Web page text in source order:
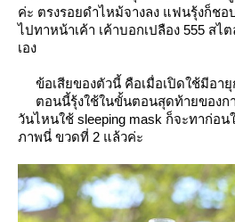
ค่ะ ตรงรอยดำไหม้จางลง แฟนรุ้งก็ชอ
ไปทาหน้าเค้า เค้าบอกเปลือง 555 ส
เอง
ข้อเสียของตัวนี้ คือเมื่อเปิดใช้มีอายุ
ตอนนี้รุ้งใช้ในขั้นตอนสุดท้ายของก
วันไหนใช้ sleeping mask ก็จะทาก่อน
ภาพนี่ ขวดที่ 2 แล้วค่ะ